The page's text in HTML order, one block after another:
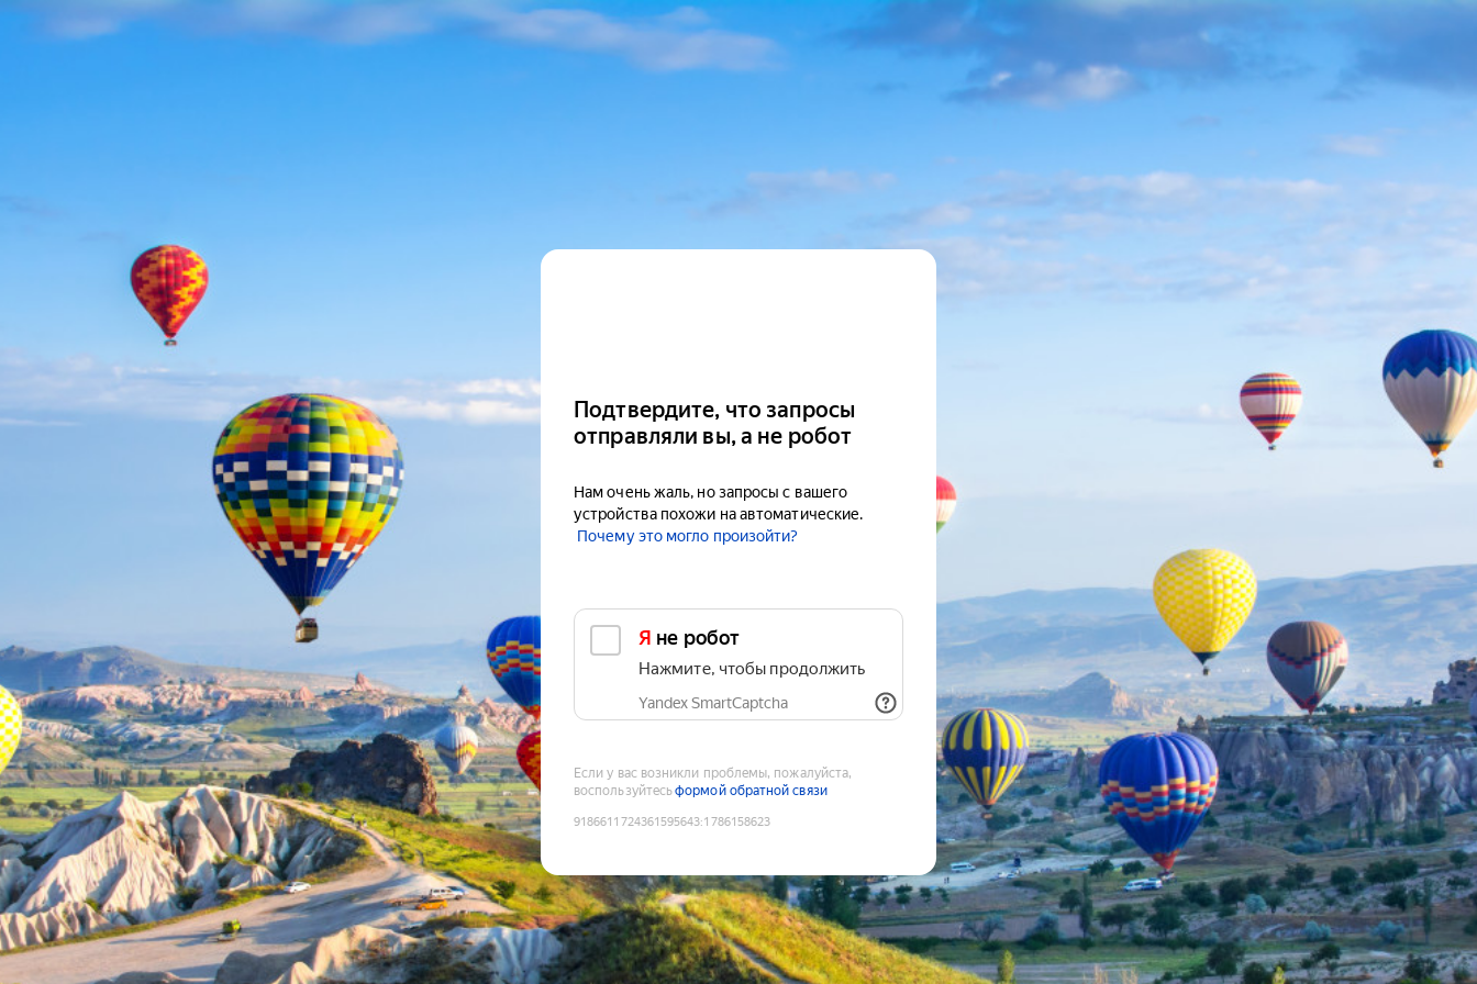
Подтвердите, что запросы
отправляли вы, а не робот
Нам очень жаль, но запросы с вашего
устройства похожи на автоматические.
Почему это могло произойти?
Я не робот
Нажмите, чтобы продолжить
Yandex SmartCaptcha
Если у вас возникли проблемы, пожалуйста,
воспользуйтесьформой обратной связи
9186611724361595643:1786158623